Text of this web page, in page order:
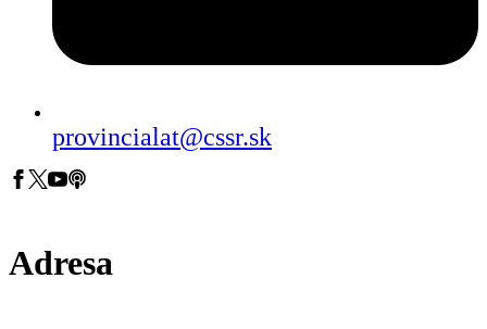
provincialat@cssr.sk
Adresa